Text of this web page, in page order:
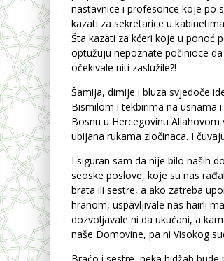
nastavnice i profesorice koje po
kazati za sekretarice u
Šta kazati za kćeri koje u ponoć
optužuju nepoznate počinioce
očekivale niti zaslužile?!
Šamija, dimije i bluza svjedoče
Bismilom i tekbirima na usnama
Bosnu u Hercegovinu
ubijana rukama zločinaca. I
I siguran sam da nije bilo naših
seoske poslove, koje su nas
brata ili sestre, a ako zatreba
hranom, uspavljivale nas hairli
dozvoljavale ni da ukućani, a
naše Domovine, pa ni Visokog